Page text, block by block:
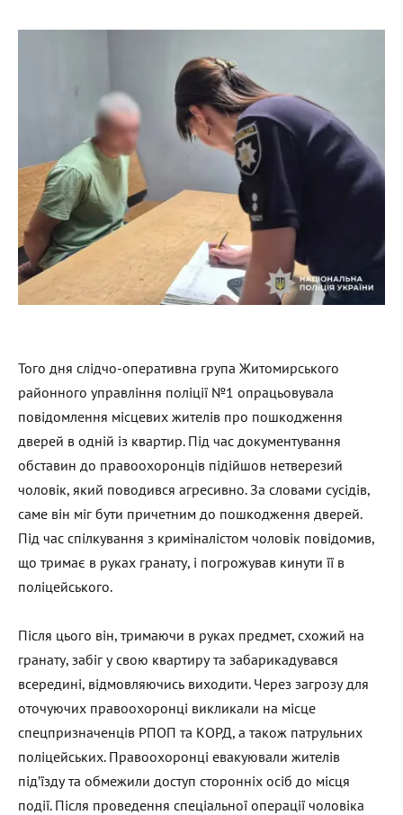
Того дня слідчо-оперативна група Житомирського
районного управління поліції №1 опрацьовувала
повідомлення місцевих жителів про пошкодження
дверей в одній із квартир. Під час документування
обставин до правоохоронців підійшов нетверезий
чоловік, який поводився агресивно. За словами сусідів,
саме він міг бути причетним до пошкодження дверей.
Під час спілкування з криміналістом чоловік повідомив,
що тримає в руках гранату, і погрожував кинути її в
поліцейського.
Після цього він, тримаючи в руках предмет, схожий на
гранату, забіг у свою квартиру та забарикадувався
всередині, відмовляючись виходити. Через загрозу для
оточуючих правоохоронці викликали на місце
спецпризначенців РПОП та КОРД, а також патрульних
поліцейських. Правоохоронці евакуювали жителів
під’їзду та обмежили доступ сторонніх осіб до місця
події. Після проведення спеціальної операції чоловіка